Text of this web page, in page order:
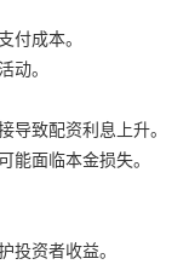
付成本。
动。
致配资利息上升。
面临本金损失。
资者收益。